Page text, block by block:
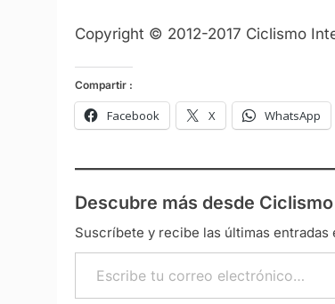
Copyright © 2012-2017 Ciclismo
Compartir :
Facebook X WhatsApp
Descubre más desde
Suscríbete y recibe las últimas
Escribe tu correo electrónico…